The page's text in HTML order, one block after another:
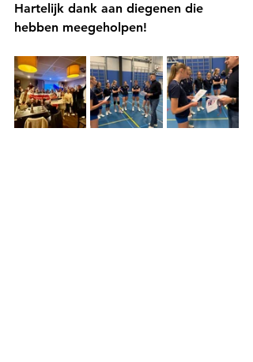
Hartelijk dank aan diegenen die
hebben meegeholpen!